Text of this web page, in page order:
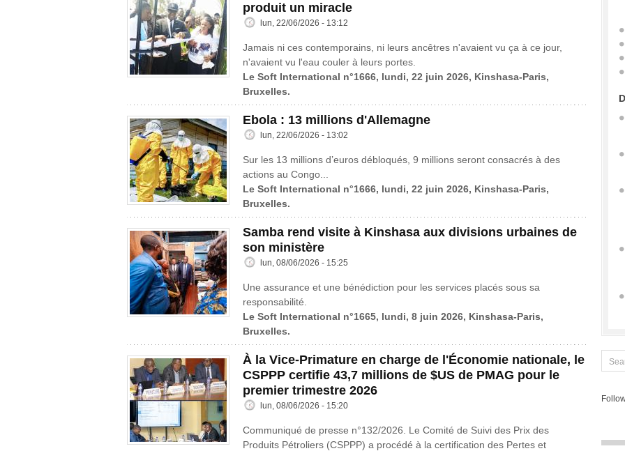
produit un miracle
lun, 22/06/2026 - 13:12
Jamais ni ces contemporains, ni leurs ancêtres n'avaient vu ça à ce jour,
n'avaient vu l'eau couler à leurs portes.
Le Soft International n°1666, lundi, 22 juin 2026, Kinshasa-Paris,
Bruxelles.
Ebola : 13 millions d'Allemagne
lun, 22/06/2026 - 13:02
Sur les 13 millions d’euros débloqués, 9 millions seront consacrés à des
actions au Congo...
Le Soft International n°1666, lundi, 22 juin 2026, Kinshasa-Paris,
Bruxelles.
Samba rend visite à Kinshasa aux divisions urbaines de
son ministère
lun, 08/06/2026 - 15:25
Une assurance et une bénédiction pour les services placés sous sa
responsabilité.
Le Soft International n°1665, lundi, 8 juin 2026, Kinshasa-Paris,
Bruxelles.
À la Vice-Primature en charge de l'Économie nationale, le
CSPPP certifie 43,7 millions de $US de PMAG pour le
premier trimestre 2026
lun, 08/06/2026 - 15:20
Communiqué de presse n°132/2026. Le Comité de Suivi des Prix des
Produits Pétroliers (CSPPP) a procédé à la certification des Pertes et